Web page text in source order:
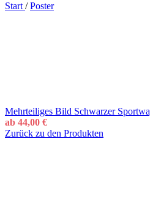
Start / Poster
Mehrteiliges Bild Schwarzer
ab 44,00 €
Zurück zu den Produkten